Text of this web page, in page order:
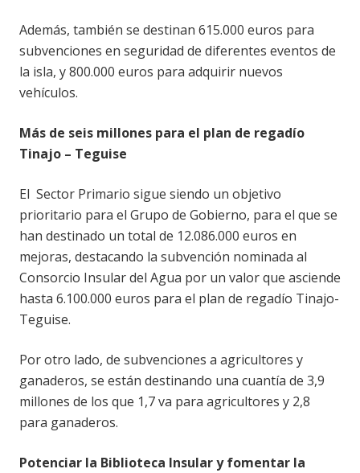
Además, también se destinan 615.000 euros para
subvenciones en seguridad de diferentes eventos de
la isla, y 800.000 euros para adquirir nuevos
vehículos.
Más de seis millones para el plan de regadío
Tinajo – Teguise
El Sector Primario sigue siendo un objetivo
prioritario para el Grupo de Gobierno, para el que se
han destinado un total de 12.086.000 euros en
mejoras, destacando la subvención nominada al
Consorcio Insular del Agua por un valor que asciende
hasta 6.100.000 euros para el plan de regadío Tinajo-
Teguise.
Por otro lado, de subvenciones a agricultores y
ganaderos, se están destinando una cuantía de 3,9
millones de los que 1,7 va para agricultores y 2,8
para ganaderos.
Potenciar la Biblioteca Insular y fomentar la